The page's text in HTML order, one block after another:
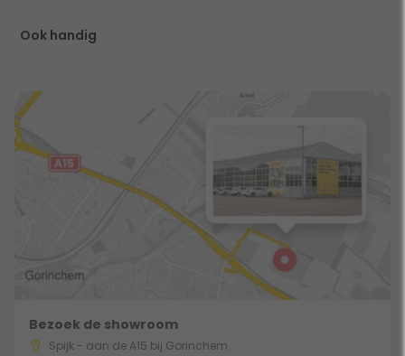
Ook handig
Bezoek de showroom
Spijk - aan de A15 bij Gorinchem